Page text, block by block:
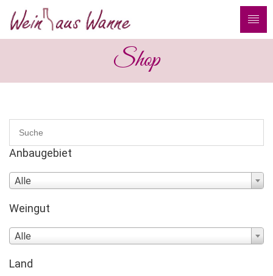
Shop
Anbaugebiet
Alle
Weingut
Alle
Land